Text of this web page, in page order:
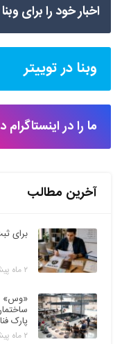
اخبار خود را برای
وبنا در توییتر
ما را در اینستاگرام
آخرین مطالب
برای
۲ ماه پیش
«وس»
پارک
۲ ماه پیش